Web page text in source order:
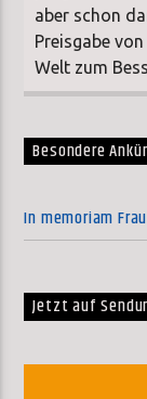
aber schon
Preisgabe
Welt zum
Besondere
In memoriam
Jetzt auf